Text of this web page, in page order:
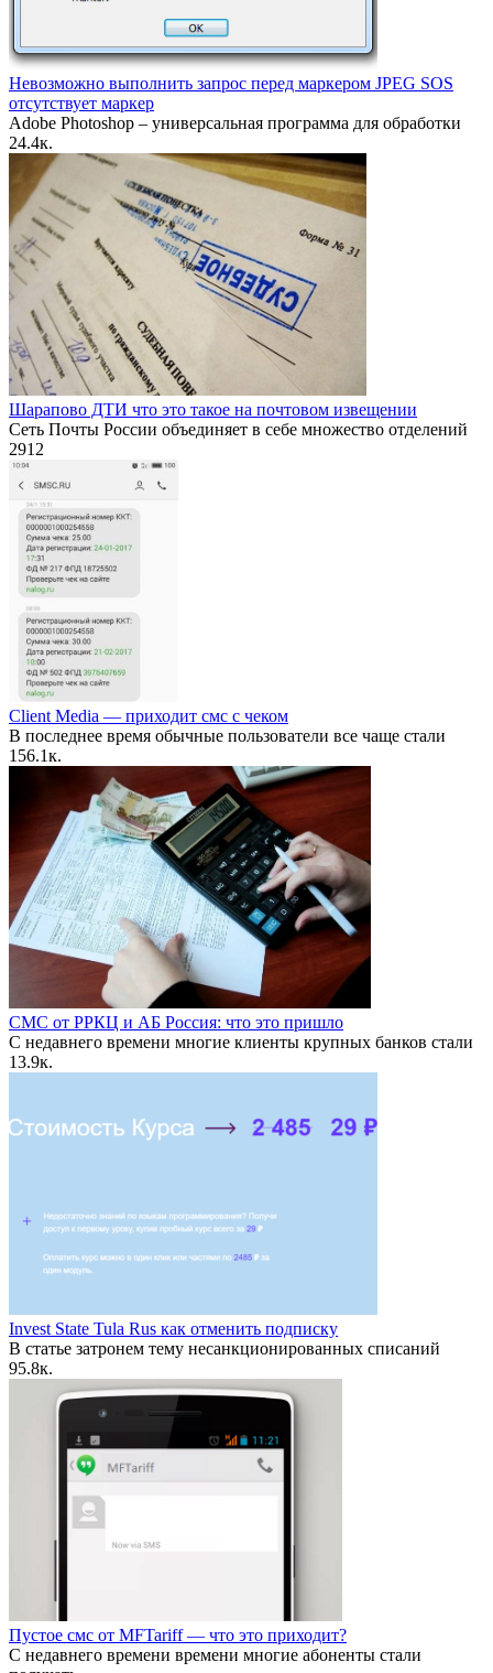
Невозможно выполнить запрос перед маркером JPEG SOS
отсутствует маркер
Adobe Photoshop – универсальная программа для обработки
24.4к.
Шарапово ДТИ что это такое на почтовом извещении
Сеть Почты России объединяет в себе множество отделений
2912
Client Media — приходит смс с чеком
В последнее время обычные пользователи все чаще стали
156.1к.
СМС от РРКЦ и АБ Россия: что это пришло
С недавнего времени многие клиенты крупных банков стали
13.9к.
Invest State Tula Rus как отменить подписку
В статье затронем тему несанкционированных списаний
95.8к.
Пустое смс от MFTariff — что это приходит?
С недавнего времени времени многие абоненты стали